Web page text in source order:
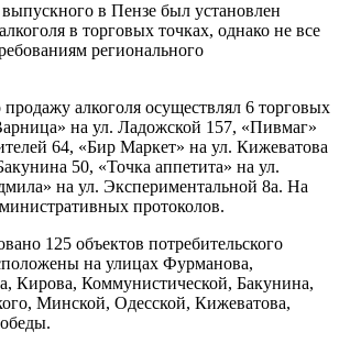
в Пензе был установлен
в торговых точках, однако не все
регионального
алкоголя осуществлял 6 торговых
на ул. Ладожской 157, «Пивмаг»
64, «Бир Маркет» на ул. Кижеватова
50, «Точка аппетита» на ул.
на ул. Экспериментальной 8а. На
протоколов.
125 объектов потребительского
на улицах Фурманова,
Кирова, Коммунистической, Бакунина,
Минской, Одесской, Кижеватова,